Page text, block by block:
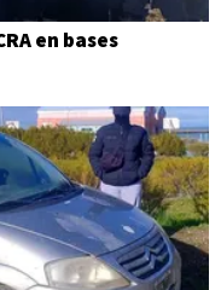
en bases